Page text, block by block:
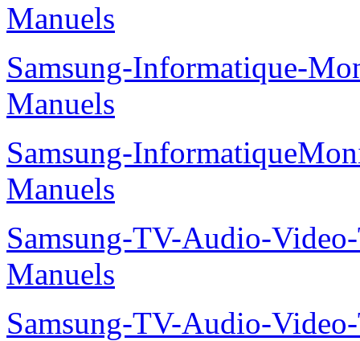
Manuels
Samsung-Informatique-
Manuels
Samsung-
Manuels
Samsung-TV-Audio-
Manuels
Samsung-TV-Audio-